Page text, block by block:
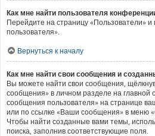
Как мне найти пользователя
Перейдите на страницу «Пользователи»
пользователя».
Вернуться к началу
Как мне найти свои сообщения и
Вы можете найти свои сообщения,
сообщения» в личном разделе на главной
сообщения пользователя» на странице
или по ссылке «Ваши сообщения» в меню
Чтобы найти созданные вами темы,
поиска, заполнив соответствующие поля.